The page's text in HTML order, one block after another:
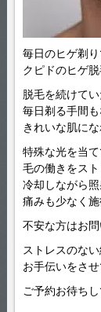
毎日のヒゲ剃
クピドのヒゲ
脱毛を続けてい
毎日剃る手間
きれいな肌にな
特殊な光を当て
毛の働きをスト
冷却しながら照
痛みも少なく施
不安な方はお
ストレスのな
お手伝いをさせ
ご予約お待ちし